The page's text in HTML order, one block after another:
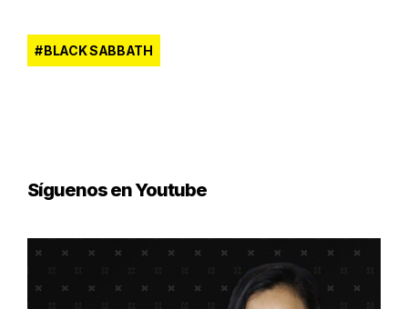
BLACK SABBATH
Síguenos en Youtube